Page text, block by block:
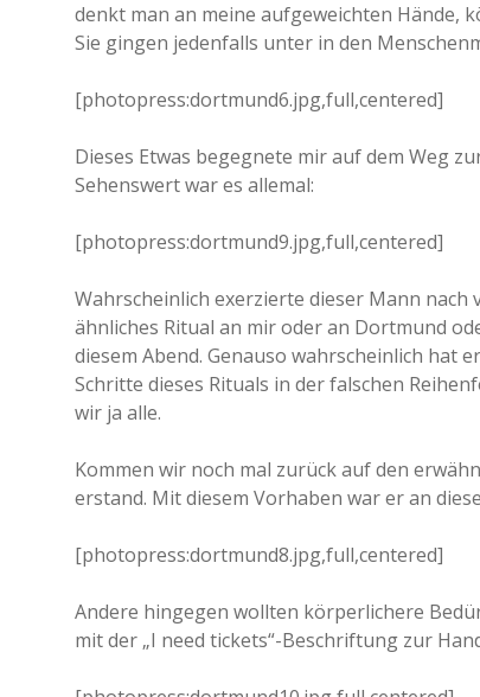
denkt man an meine aufgeweichten Hände,
Sie gingen jedenfalls unter in den
[photopress:dortmund6.jpg,full,centered]
Dieses Etwas begegnete mir auf dem Weg
Sehenswert war es allemal:
[photopress:dortmund9.jpg,full,centered]
Wahrscheinlich exerzierte dieser Mann
ähnliches Ritual an mir oder an Dortmund
diesem Abend. Genauso wahrscheinlich hat
Schritte dieses Rituals in der falschen
wir ja alle.
Kommen wir noch mal zurück auf den
erstand. Mit diesem Vorhaben war er an
[photopress:dortmund8.jpg,full,centered]
Andere hingegen wollten körperlichere
mit der „I need tickets“-Beschriftung zur